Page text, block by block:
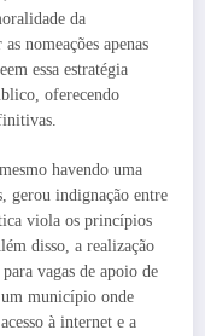
da
nomeações apenas
essa estratégia
oferecendo
havendo uma
gerou indignação entre
viola os princípios
disso, a realização
vagas de apoio de
município onde
à internet e a